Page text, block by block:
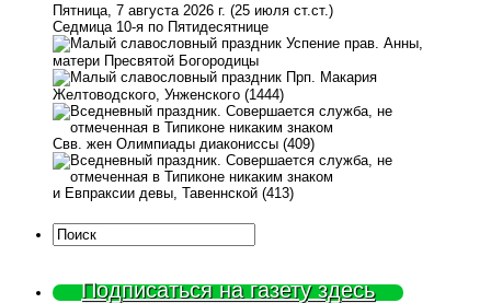
Пятница, 7 августа 2026 г. (25 июля ст.ст.)
Седмица 10-я по Пятидесятнице
Успение прав. Анны,
матери Пресвятой Богородицы
Прп. Макария
Желтоводского, Унженского (1444)
Свв. жен Олимпиады диакониссы (409)
и Евпраксии девы, Тавеннской (413)
Подписаться на газету здесь